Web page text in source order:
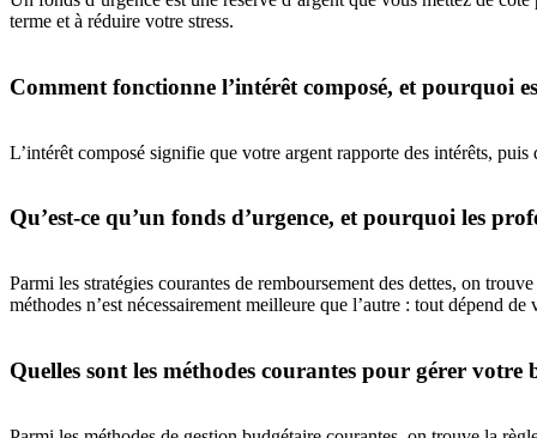
terme et à réduire votre stress.
Comment fonctionne l’intérêt composé, et pourquoi
L’intérêt composé signifie que votre argent rapporte des intérêts,
Qu’est-ce qu’un fonds d’urgence, et pourquoi les
Parmi les stratégies courantes de remboursement des dettes, on
méthodes n’est nécessairement meilleure que l’autre : tout dépend
Quelles sont les méthodes courantes pour gérer votre